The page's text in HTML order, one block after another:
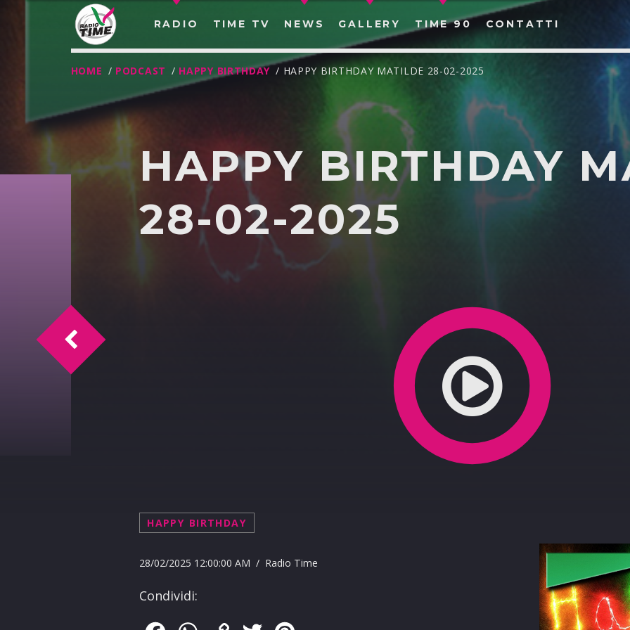
RADIO TIME TV NEWS GALLERY TIME 90 CONTATTI
CERCA NEL SITO WEB:
HOME / PODCAST / HAPPY BIRTHDAY / HAPPY BIRTHDAY MATILDE 28-02-2025
HAPPY BIRTHDAY
28-02-2025
HAPPY BIRTHDAY
28/02/2025 12:00:00 AM / Radio Time
Condividi:
VLADIMIR DI PRIMA, REGISTA, GIUSEPPE MINUTILLA, SINDACO DI SAN MAURO